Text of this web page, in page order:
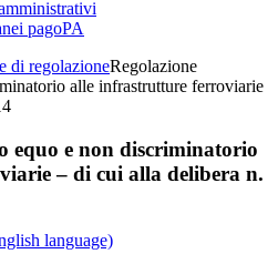
pagoPA
di regolazioneRegolazione
alle infrastrutture ferroviarie
equo e non discriminatorio
– di cui alla delibera n.
language)